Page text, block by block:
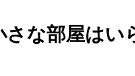
さな部屋はい